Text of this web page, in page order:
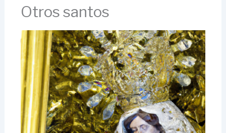
Otros santos